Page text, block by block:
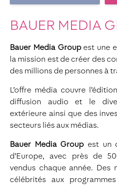
BAUER MEDIA
Bauer Media Groupest une
la mission est de créer des
des millions de personnes à
L’offre média couvre
diffusion audio et le
extérieure ainsi que des
secteurs liés aux médias.
Bauer Media Group est un
d’Europe, avec près de
vendus chaque année. Des
célébrités aux